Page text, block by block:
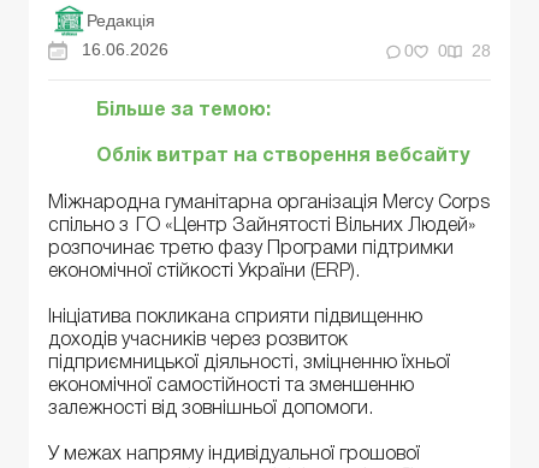
Редакція
16.06.2026
0 0 28
Більше за темою:
Облік витрат на створення вебсайту
Міжнародна гуманітарна організація Mercy Corps
спільно з ГО «Центр Зайнятості Вільних Людей»
розпочинає третю фазу Програми підтримки
економічної стійкості України (ERP).
Ініціатива покликана сприяти підвищенню
доходів учасників через розвиток
підприємницької діяльності, зміцненню їхньої
економічної самостійності та зменшенню
залежності від зовнішньої допомоги.
У межах напряму індивідуальної грошової